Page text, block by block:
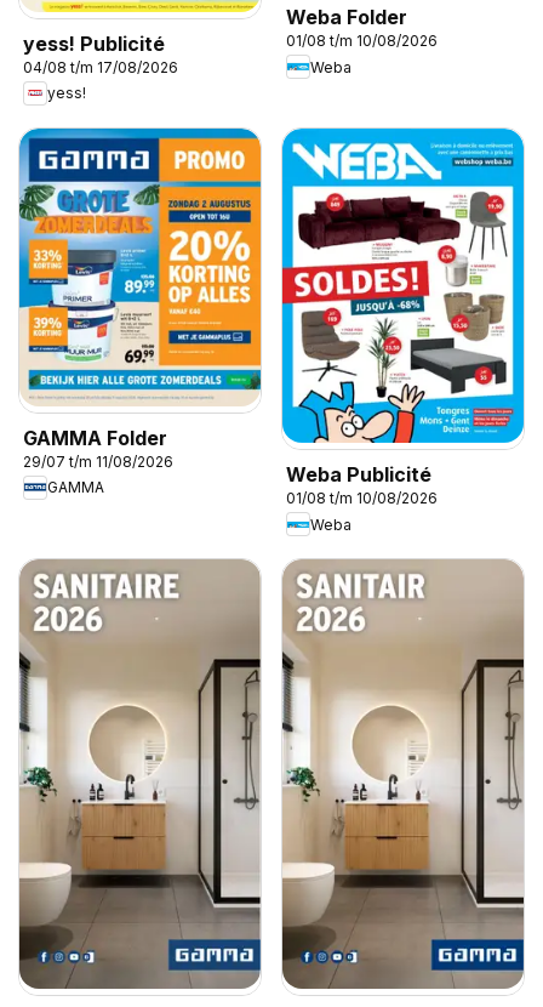
yess! Publicité
04/08 t/m 17/08/2026
yess!
Weba Folder
01/08 t/m 10/08/2026
Weba
GAMMA Folder
29/07 t/m 11/08/2026
GAMMA
Weba Publicité
01/08 t/m 10/08/2026
Weba